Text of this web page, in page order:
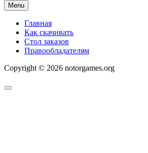
Menu
Главная
Как скачивать
Стол заказов
Правообладателям
Copyright © 2026 notorgames.org
Scroll